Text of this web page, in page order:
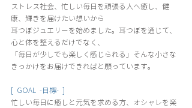
ストレス社会、忙しい毎日を頑張る人へ癒し、健
康、輝きを届けたい想いから
耳つぼジュエリーを始めました。耳つぼを通じて、
心と体を整えるだけでなく、
「毎日が少しでも楽しく感じられる」そんな小さな
きっかけをお届けできればと願っています。
[  GOAL  -目標-  ]
忙しい毎日に癒しと元気を求める方、オシャレを楽